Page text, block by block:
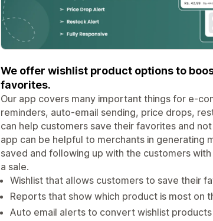
We offer wishlist product options to
favorites.
Our app covers many important things for e-
reminders, auto-email sending, price drops,
can help customers save their favorites and
app can be helpful to merchants in generating
saved and following up with the customers
a sale.
Wishlist that allows customers to save their
Reports that show which product is most on
Auto email alerts to convert wishlist